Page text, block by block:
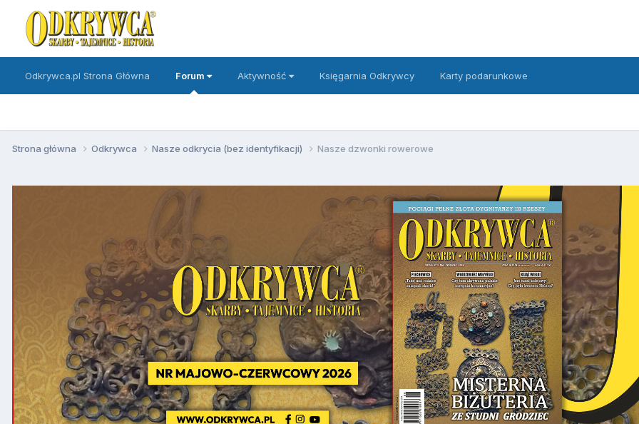
Odkrywca.pl Strona Główna Forum Aktywność Księgarnia Odkrywcy Karty podarunkowe
Strona główna Odkrywca Nasze odkrycia (bez identyfikacji) Nasze dzwonki rowerowe